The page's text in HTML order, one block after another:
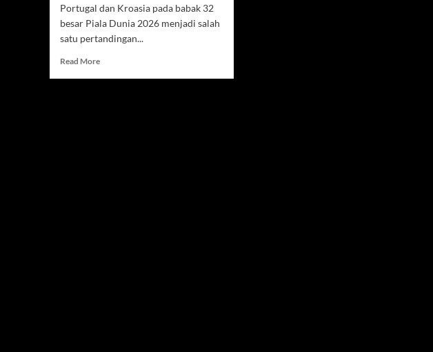
Portugal dan Kroasia pada babak 32
besar Piala Dunia 2026 menjadi salah
satu pertandingan...
Read MoreRead